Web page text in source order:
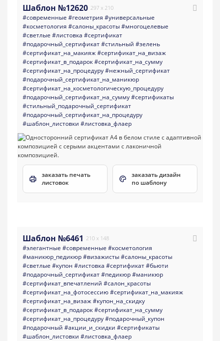
Шаблон №12620 297 x 210
#современные #геометрия #универсальные
#косметология #салоны_красоты#многоцелевые
#светлые #листовка #сертификат
#подарочный_сертификат#стильный #зелень
#сертификат_на_макияж#сертификат_на_визаж
#сертификат_в_подарок#сертификат_на_сумму
#сертификат_на_процедуру#нежный_сертификат
#подарочный_сертификат_на_маникюр
#сертификат_на_косметологическую_процедуру
#подарочный_сертификат_на_сумму#сертификаты
#стильный_подарочный_сертификат
#подарочный_сертификат_на_процедуру
#шаблон_листовки #листовка_флаер
заказать печать
листовок
заказать дизайн
по шаблону
Шаблон №6461 210 x 148
#элегантные #современные #косметология
#маникюр_педикюр#визажисты#салоны_красоты
#светлые #купон #листовка #сертификат#бьюти
#подарочный_сертификат#педикюр#маникюр
#сертификат_впечатлений #салон_красоты
#сертификат_на_фотосессию#сертификат_на_макияж
#сертификат_на_визаж#купон_на_скидку
#сертификат_в_подарок#сертификат_на_сумму
#сертификат_на_процедуру#подарочный_купон
#подарочный #акции_и_скидки #сертификаты
#шаблон_листовки #листовка_флаер